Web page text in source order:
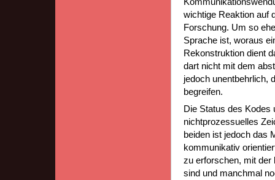
wichtige Reaktion auf
Forschung. Um so
Sprache ist, woraus
Rekonstruktion dient
dart nicht mit dem
jedoch unentbehrlich,
begreifen.
Die Status des Kodes
nichtprozessuelles
beiden ist jedoch das
kommunikativ
zu erforschen, mit der
sind und manchmal